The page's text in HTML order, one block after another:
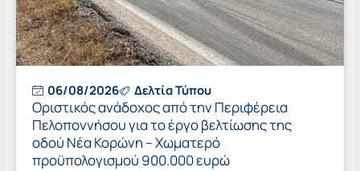
06/08/2026 Δελτία Τύπου
Οριστικός ανάδοχος από την Περιφέρεια
Πελοποννήσου για το έργο βελτίωσης της
οδού Νέα Κορώνη – Χωματερό
προϋπολογισμού 900.000 ευρώ